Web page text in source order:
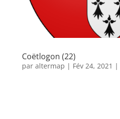
Coëtlogon (22)
par altermap | Fév 24, 2021 |